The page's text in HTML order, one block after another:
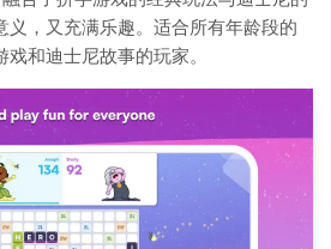
义，又充满乐趣。适合所有年龄段的
和迪士尼故事的玩家。